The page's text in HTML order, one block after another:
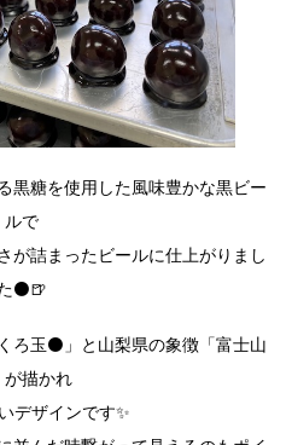
黒糖を使用した風味豊かな黒ビー
ルで
が詰まったビールに仕上がりまし
⚫🍺
ろ玉⚫」と山梨県の象徴「富士山
が描かれ
デザインです✨